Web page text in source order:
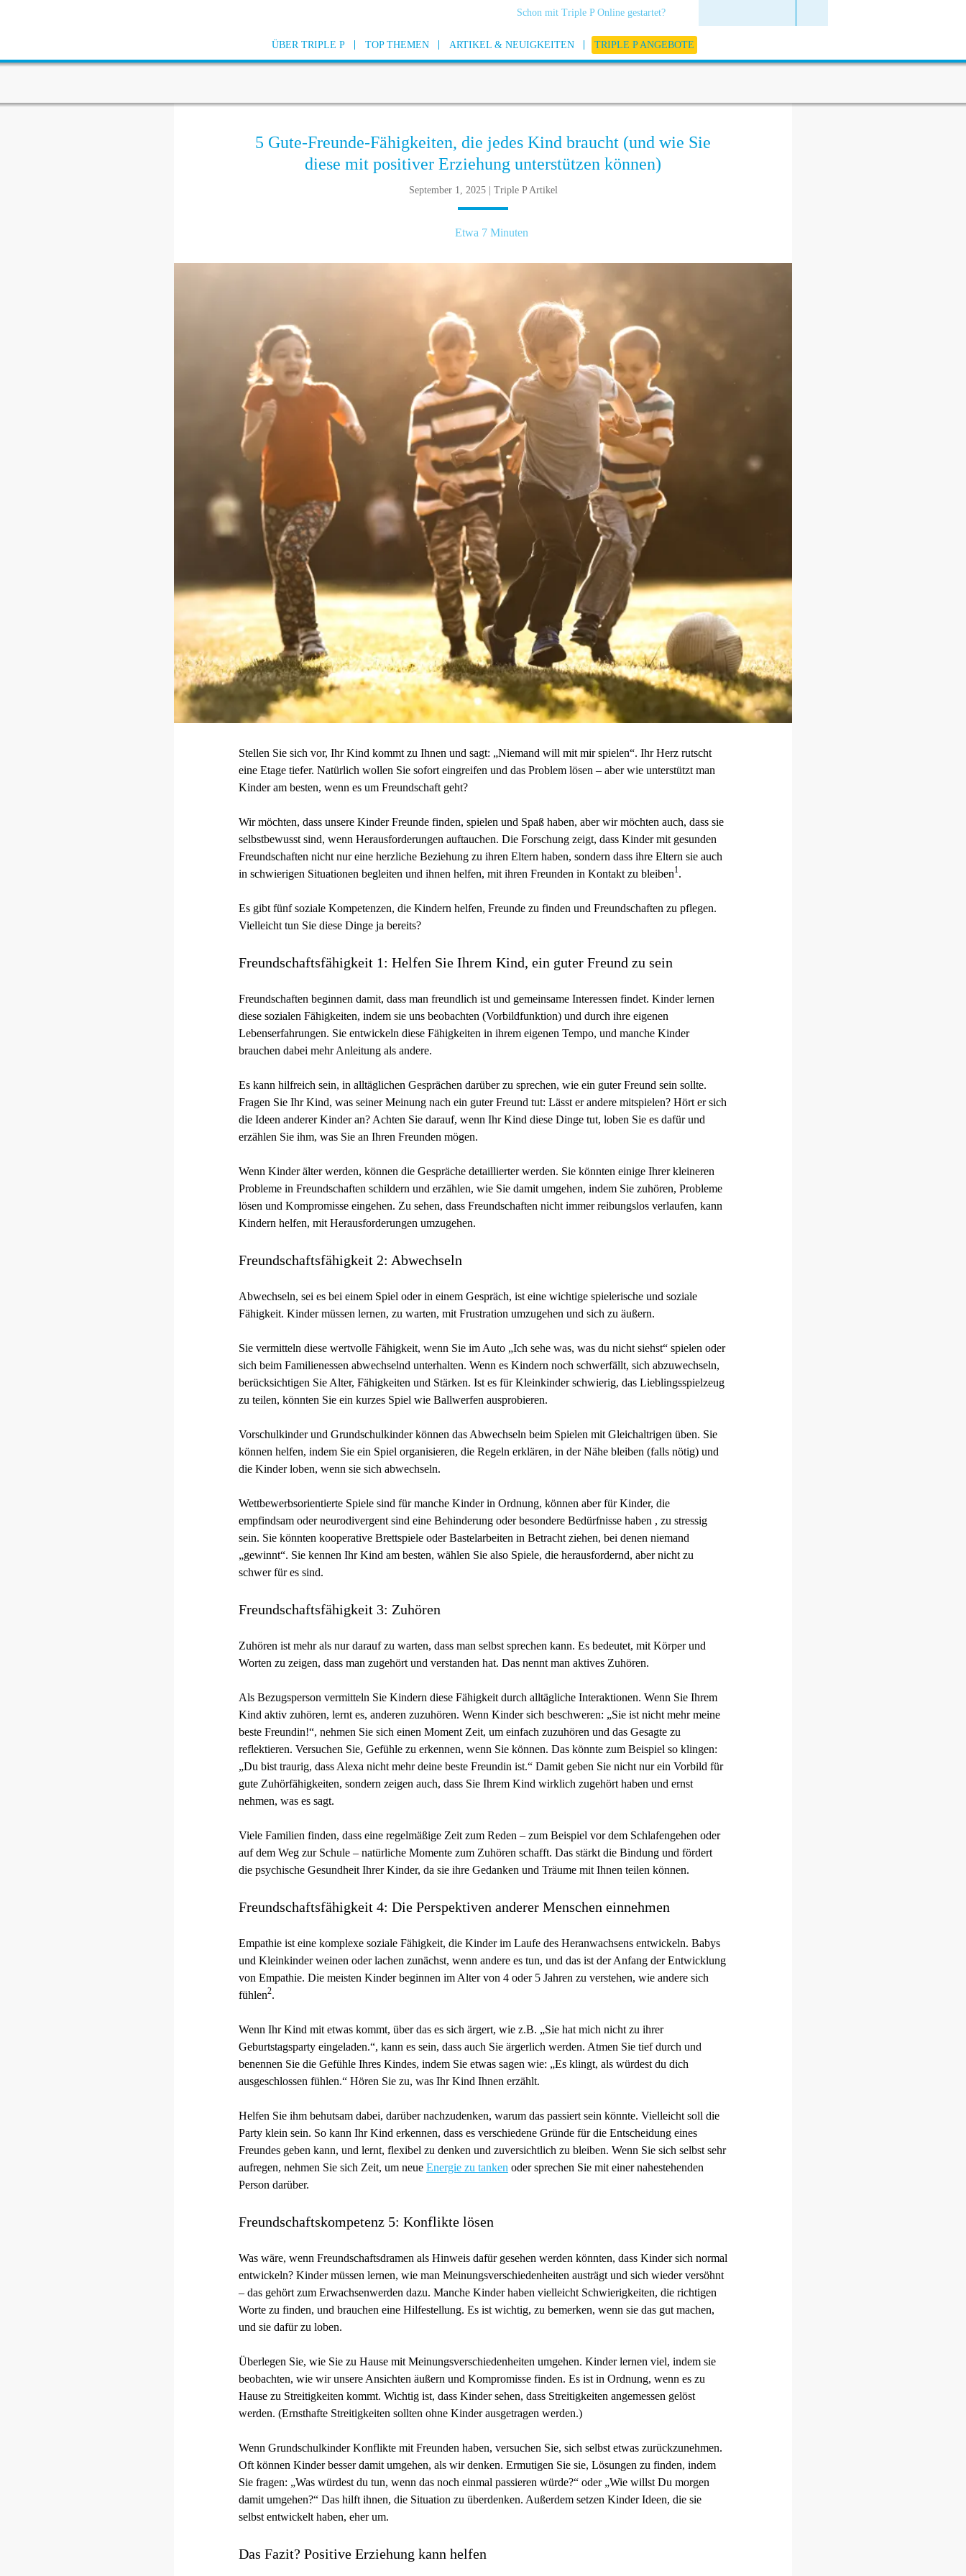
Schon mit Triple P Online gestartet?
ÜBER TRIPLE P TOP THEMEN ARTIKEL & NEUIGKEITEN TRIPLE P ANGEBOTE
5 Gute-Freunde-Fähigkeiten, die jedes Kind braucht (und wie Sie
diese mit positiver Erziehung unterstützen können)
September 1, 2025 | Triple P Artikel
Etwa 7 Minuten
Stellen Sie sich vor, Ihr Kind kommt zu Ihnen und sagt: „Niemand will mit mir spielen“. Ihr Herz rutscht
eine Etage tiefer. Natürlich wollen Sie sofort eingreifen und das Problem lösen – aber wie unterstützt man
Kinder am besten, wenn es um Freundschaft geht?
Wir möchten, dass unsere Kinder Freunde finden, spielen und Spaß haben, aber wir möchten auch, dass sie
selbstbewusst sind, wenn Herausforderungen auftauchen. Die Forschung zeigt, dass Kinder mit gesunden
Freundschaften nicht nur eine herzliche Beziehung zu ihren Eltern haben, sondern dass ihre Eltern sie auch
in schwierigen Situationen begleiten und ihnen helfen, mit ihren Freunden in Kontakt zu bleiben1.
Es gibt fünf soziale Kompetenzen, die Kindern helfen, Freunde zu finden und Freundschaften zu pflegen.
Vielleicht tun Sie diese Dinge ja bereits?
Freundschaftsfähigkeit 1: Helfen Sie Ihrem Kind, ein guter Freund zu sein
Freundschaften beginnen damit, dass man freundlich ist und gemeinsame Interessen findet. Kinder lernen
diese sozialen Fähigkeiten, indem sie uns beobachten (Vorbildfunktion) und durch ihre eigenen
Lebenserfahrungen. Sie entwickeln diese Fähigkeiten in ihrem eigenen Tempo, und manche Kinder
brauchen dabei mehr Anleitung als andere.
Es kann hilfreich sein, in alltäglichen Gesprächen darüber zu sprechen, wie ein guter Freund sein sollte.
Fragen Sie Ihr Kind, was seiner Meinung nach ein guter Freund tut: Lässt er andere mitspielen? Hört er sich
die Ideen anderer Kinder an? Achten Sie darauf, wenn Ihr Kind diese Dinge tut, loben Sie es dafür und
erzählen Sie ihm, was Sie an Ihren Freunden mögen.
Wenn Kinder älter werden, können die Gespräche detaillierter werden. Sie könnten einige Ihrer kleineren
Probleme in Freundschaften schildern und erzählen, wie Sie damit umgehen, indem Sie zuhören, Probleme
lösen und Kompromisse eingehen. Zu sehen, dass Freundschaften nicht immer reibungslos verlaufen, kann
Kindern helfen, mit Herausforderungen umzugehen.
Freundschaftsfähigkeit 2: Abwechseln
Abwechseln, sei es bei einem Spiel oder in einem Gespräch, ist eine wichtige spielerische und soziale
Fähigkeit. Kinder müssen lernen, zu warten, mit Frustration umzugehen und sich zu äußern.
Sie vermitteln diese wertvolle Fähigkeit, wenn Sie im Auto „Ich sehe was, was du nicht siehst“ spielen oder
sich beim Familienessen abwechselnd unterhalten. Wenn es Kindern noch schwerfällt, sich abzuwechseln,
berücksichtigen Sie Alter, Fähigkeiten und Stärken. Ist es für Kleinkinder schwierig, das Lieblingsspielzeug
zu teilen, könnten Sie ein kurzes Spiel wie Ballwerfen ausprobieren.
Vorschulkinder und Grundschulkinder können das Abwechseln beim Spielen mit Gleichaltrigen üben. Sie
können helfen, indem Sie ein Spiel organisieren, die Regeln erklären, in der Nähe bleiben (falls nötig) und
die Kinder loben, wenn sie sich abwechseln.
Wettbewerbsorientierte Spiele sind für manche Kinder in Ordnung, können aber für Kinder, die
empfindsam oder neurodivergent sind eine Behinderung oder besondere Bedürfnisse haben , zu stressig
sein. Sie könnten kooperative Brettspiele oder Bastelarbeiten in Betracht ziehen, bei denen niemand
„gewinnt“. Sie kennen Ihr Kind am besten, wählen Sie also Spiele, die herausfordernd, aber nicht zu
schwer für es sind.
Freundschaftsfähigkeit 3: Zuhören
Zuhören ist mehr als nur darauf zu warten, dass man selbst sprechen kann. Es bedeutet, mit Körper und
Worten zu zeigen, dass man zugehört und verstanden hat. Das nennt man aktives Zuhören.
Als Bezugsperson vermitteln Sie Kindern diese Fähigkeit durch alltägliche Interaktionen. Wenn Sie Ihrem
Kind aktiv zuhören, lernt es, anderen zuzuhören. Wenn Kinder sich beschweren: „Sie ist nicht mehr meine
beste Freundin!“, nehmen Sie sich einen Moment Zeit, um einfach zuzuhören und das Gesagte zu
reflektieren. Versuchen Sie, Gefühle zu erkennen, wenn Sie können. Das könnte zum Beispiel so klingen:
„Du bist traurig, dass Alexa nicht mehr deine beste Freundin ist.“ Damit geben Sie nicht nur ein Vorbild für
gute Zuhörfähigkeiten, sondern zeigen auch, dass Sie Ihrem Kind wirklich zugehört haben und ernst
nehmen, was es sagt.
Viele Familien finden, dass eine regelmäßige Zeit zum Reden – zum Beispiel vor dem Schlafengehen oder
auf dem Weg zur Schule – natürliche Momente zum Zuhören schafft. Das stärkt die Bindung und fördert
die psychische Gesundheit Ihrer Kinder, da sie ihre Gedanken und Träume mit Ihnen teilen können.
Freundschaftsfähigkeit 4: Die Perspektiven anderer Menschen einnehmen
Empathie ist eine komplexe soziale Fähigkeit, die Kinder im Laufe des Heranwachsens entwickeln. Babys
und Kleinkinder weinen oder lachen zunächst, wenn andere es tun, und das ist der Anfang der Entwicklung
von Empathie. Die meisten Kinder beginnen im Alter von 4 oder 5 Jahren zu verstehen, wie andere sich
fühlen2.
Wenn Ihr Kind mit etwas kommt, über das es sich ärgert, wie z.B. „Sie hat mich nicht zu ihrer
Geburtstagsparty eingeladen.“, kann es sein, dass auch Sie ärgerlich werden. Atmen Sie tief durch und
benennen Sie die Gefühle Ihres Kindes, indem Sie etwas sagen wie: „Es klingt, als würdest du dich
ausgeschlossen fühlen.“ Hören Sie zu, was Ihr Kind Ihnen erzählt.
Helfen Sie ihm behutsam dabei, darüber nachzudenken, warum das passiert sein könnte. Vielleicht soll die
Party klein sein. So kann Ihr Kind erkennen, dass es verschiedene Gründe für die Entscheidung eines
Freundes geben kann, und lernt, flexibel zu denken und zuversichtlich zu bleiben. Wenn Sie sich selbst sehr
aufregen, nehmen Sie sich Zeit, um neue Energie zu tanken oder sprechen Sie mit einer nahestehenden
Person darüber.
Freundschaftskompetenz 5: Konflikte lösen
Was wäre, wenn Freundschaftsdramen als Hinweis dafür gesehen werden könnten, dass Kinder sich normal
entwickeln? Kinder müssen lernen, wie man Meinungsverschiedenheiten austrägt und sich wieder versöhnt
– das gehört zum Erwachsenwerden dazu. Manche Kinder haben vielleicht Schwierigkeiten, die richtigen
Worte zu finden, und brauchen eine Hilfestellung. Es ist wichtig, zu bemerken, wenn sie das gut machen,
und sie dafür zu loben.
Überlegen Sie, wie Sie zu Hause mit Meinungsverschiedenheiten umgehen. Kinder lernen viel, indem sie
beobachten, wie wir unsere Ansichten äußern und Kompromisse finden. Es ist in Ordnung, wenn es zu
Hause zu Streitigkeiten kommt. Wichtig ist, dass Kinder sehen, dass Streitigkeiten angemessen gelöst
werden. (Ernsthafte Streitigkeiten sollten ohne Kinder ausgetragen werden.)
Wenn Grundschulkinder Konflikte mit Freunden haben, versuchen Sie, sich selbst etwas zurückzunehmen.
Oft können Kinder besser damit umgehen, als wir denken. Ermutigen Sie sie, Lösungen zu finden, indem
Sie fragen: „Was würdest du tun, wenn das noch einmal passieren würde?“ oder „Wie willst Du morgen
damit umgehen?“ Das hilft ihnen, die Situation zu überdenken. Außerdem setzen Kinder Ideen, die sie
selbst entwickelt haben, eher um.
Das Fazit? Positive Erziehung kann helfen